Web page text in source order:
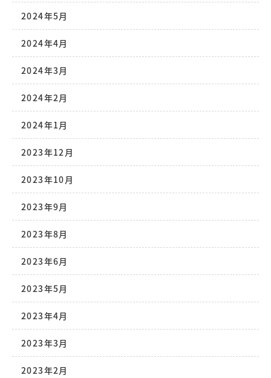
2024年5月
2024年4月
2024年3月
2024年2月
2024年1月
2023年12月
2023年10月
2023年9月
2023年8月
2023年6月
2023年5月
2023年4月
2023年3月
2023年2月